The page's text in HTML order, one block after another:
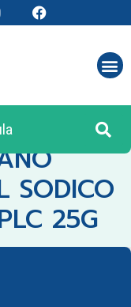
SODICO
25G